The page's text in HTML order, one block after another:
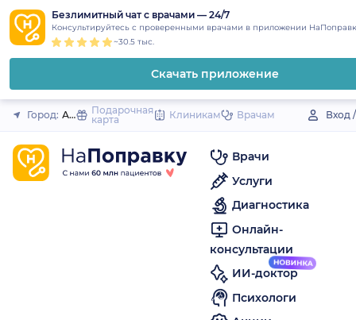
to
content
Безлимитный чат с врачами — 24/7
Консультируйтесь с проверенными врачами в приложении
~30.5 тыс.
Скачать приложение
Закрыть
Город: АмурскПодарочная
карта
Клиникам Врачам Вход
Врачи
Услуги
Диагностика
Онлайн-
консультации
ИИ-доктор
Психологи